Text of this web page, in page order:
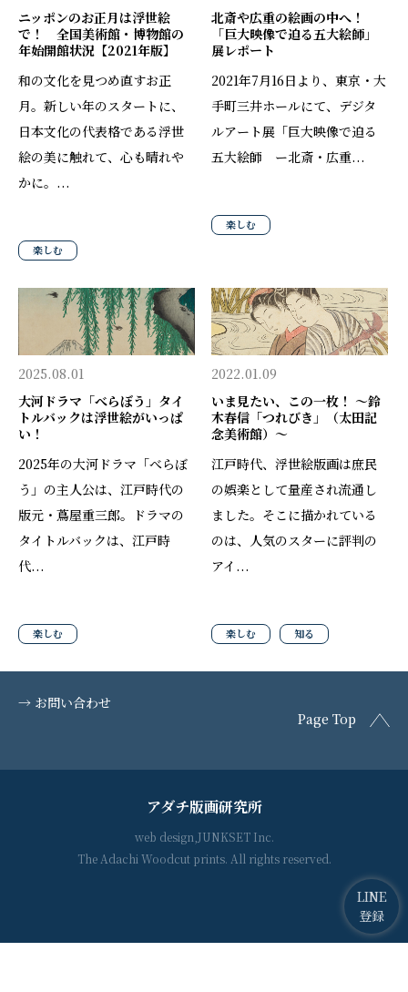
ニッポンのお正月は浮世絵
で！ 全国美術館・博物館の
年始開館状況【2021年版】
和の文化を見つめ直すお正
月。新しい年のスタートに、
日本文化の代表格である浮世
絵の美に触れて、心も晴れや
かに。...
楽しむ
北斎や広重の絵画の中へ！
「巨大映像で迫る五大絵師」
展レポート
2021年7月16日より、東京・大
手町三井ホールにて、デジタ
ルアート展「巨大映像で迫る
五大絵師 ー北斎・広重...
楽しむ
2025.08.01
大河ドラマ「べらぼう」タイ
トルバックは浮世絵がいっぱ
い！
2025年の大河ドラマ「べらぼ
う」の主人公は、江戸時代の
版元・蔦屋重三郎。ドラマの
タイトルバックは、江戸時
代...
楽しむ
2022.01.09
いま見たい、この一枚！ 〜鈴
木春信「つれびき」（太田記
念美術館）〜
江戸時代、浮世絵版画は庶民
の娯楽として量産され流通し
ました。そこに描かれている
のは、人気のスターに評判の
アイ...
楽しむ 知る
→ お問い合わせ
Page Top
アダチ版画研究所
web design,JUNKSET Inc.
The Adachi Woodcut prints. All rights reserved.
LINE
登録